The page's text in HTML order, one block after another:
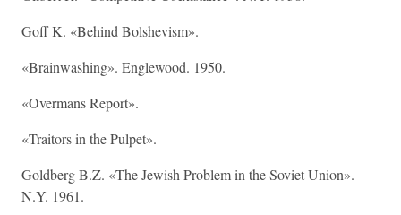
Goff K. «Behind Bolshevism».
«Brainwashing». Englewood. 1950.
«Overmans Report».
«Traitors in the Pulpet».
Goldberg B.Z. «The Jewish Problem in the Soviet Union».
N.Y. 1961.